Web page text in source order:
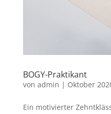
BOGY-Praktikant
von admin | Oktober
Ein motivierter